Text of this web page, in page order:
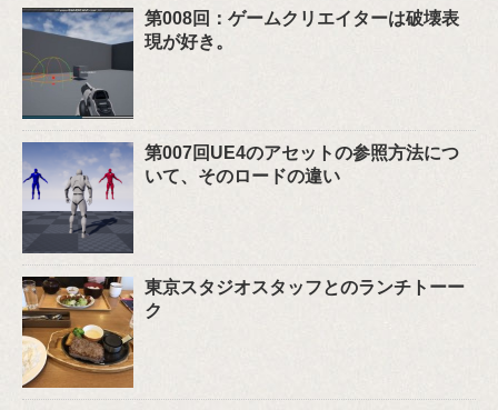
第008回：ゲームクリエイターは破壊表
現が好き。
第007回UE4のアセットの参照方法につ
いて、そのロードの違い
東京スタジオスタッフとのランチトーー
ク